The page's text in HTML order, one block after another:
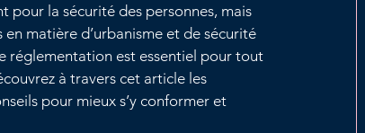
pour la sécurité des personnes, mais
matière d’urbanisme et de sécurité
réglementation est essentiel pour tout
à travers cet article les
pour mieux s’y conformer et